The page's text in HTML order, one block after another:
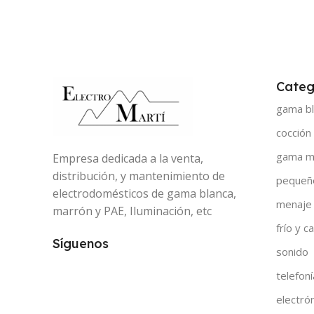
Empresa dedicada a la venta,
distribución, y mantenimiento de
electrodomésticos de gama blanca,
marrón y PAE, Iluminación, etc
Síguenos
gama
cocción
gama
menaje
frío y
sonido